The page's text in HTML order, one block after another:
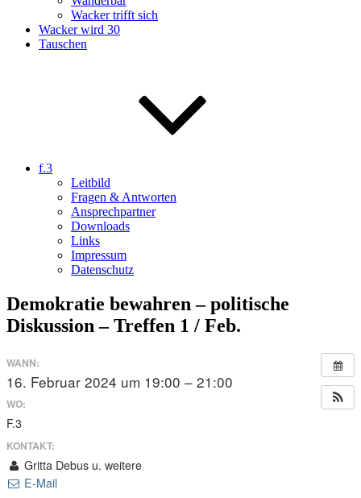
Wacker trifft sich
Wacker wird 30
Tauschen
f.3
Leitbild
Fragen & Antworten
Ansprechpartner
Downloads
Links
Impressum
Datenschutz
Demokratie bewahren – politische
Diskussion – Treffen 1 / Feb.
WANN:
16. Februar 2024 um 19:00 – 21:00
WO:
F.3
KONTAKT:
Gritta Debus u. weitere
E-Mail